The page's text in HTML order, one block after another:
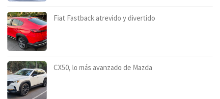
Fiat Fastback atrevido y divertido
CX50, lo más avanzado de Mazda